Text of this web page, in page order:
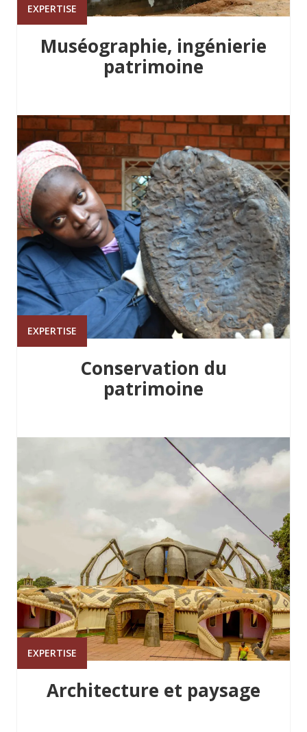
EXPERTISE
Muséographie, ingénierie
patrimoine
EXPERTISE
Conservation du
patrimoine
EXPERTISE
Architecture et paysage